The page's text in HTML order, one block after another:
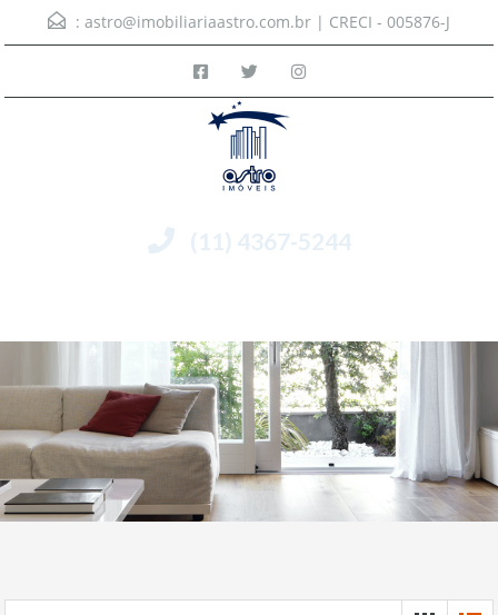
: astro@imobiliariaastro.com.br | CRECI - 005876-J
(11) 4367-5244